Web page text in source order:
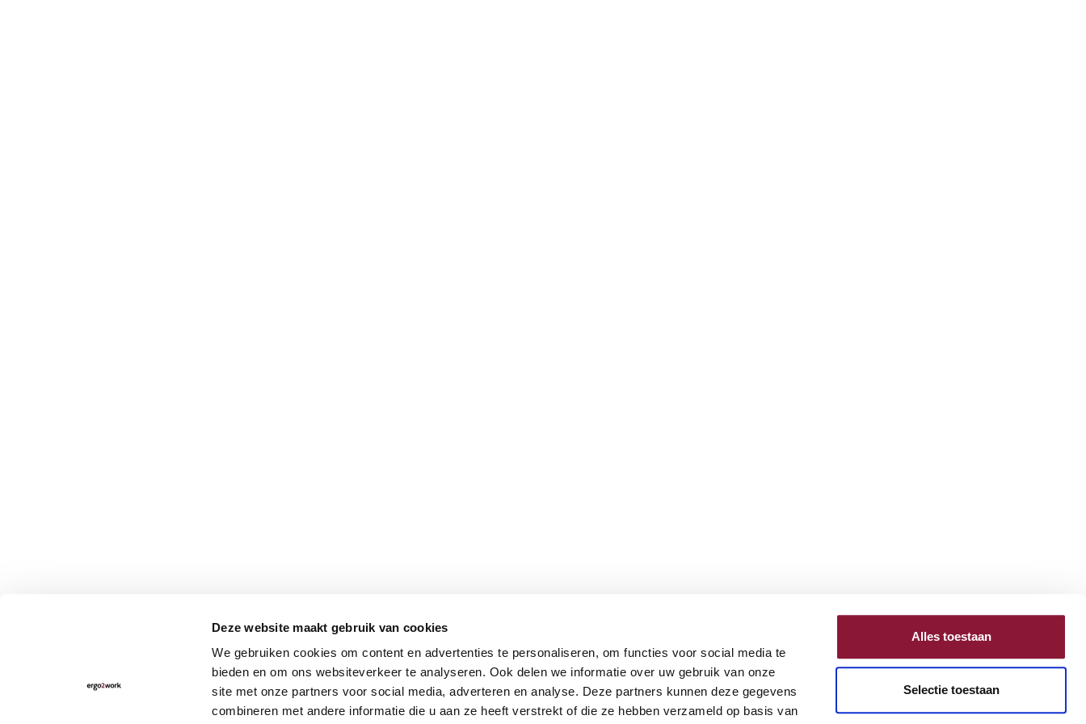
Deze website maakt gebruik van cookies
We gebruiken cookies om content en advertenties te personaliseren, om functies voor social media te
bieden en om ons websiteverkeer te analyseren. Ook delen we informatie over uw gebruik van onze
site met onze partners voor social media, adverteren en analyse. Deze partners kunnen deze gegevens
combineren met andere informatie die u aan ze heeft verstrekt of die ze hebben verzameld op basis van
Alles toestaan
Selectie toestaan